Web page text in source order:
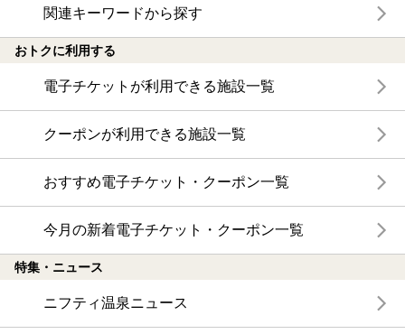
関連キーワードから探す
おトクに利用する
電子チケットが利用できる施設一覧
クーポンが利用できる施設一覧
おすすめ電子チケット・クーポン一覧
今月の新着電子チケット・クーポン一覧
特集・ニュース
ニフティ温泉ニュース